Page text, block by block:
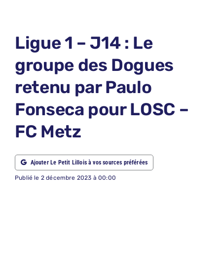
Ligue 1 – J14 : Le
groupe des Dogues
retenu par Paulo
Fonseca pour LOSC –
FC Metz
Ajouter Le Petit Lillois à vos sources préférées
Publié le 2 décembre 2023 à 00:00